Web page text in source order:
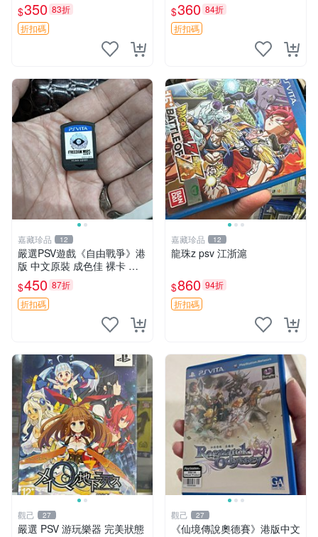
玩好物
$350 83折
折扣碼
示 需要的朋友
$360 84折
折扣碼
嘉藏珍品 12
嚴選PSV遊戲《自由戰爭》港
版 中文原裝 成色佳 裸卡 自
由戰爭 PSV 港版 中文
$450 87折
折扣碼
嘉藏珍品 12
龍珠z psv 江浙滬
$860 94折
折扣碼
觀己 27
嚴選 PSV 游玩樂器 完美狀態
觀己 27
《仙境傳說奧德賽》港版中文